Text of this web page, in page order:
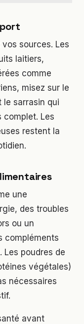
sources. Les
laitiers,
comme
misez sur le
le sarrasin qui
complet. Les
restent la
une
des troubles
ou un
compléments
Les poudres de
végétales)
nécessaires
avant